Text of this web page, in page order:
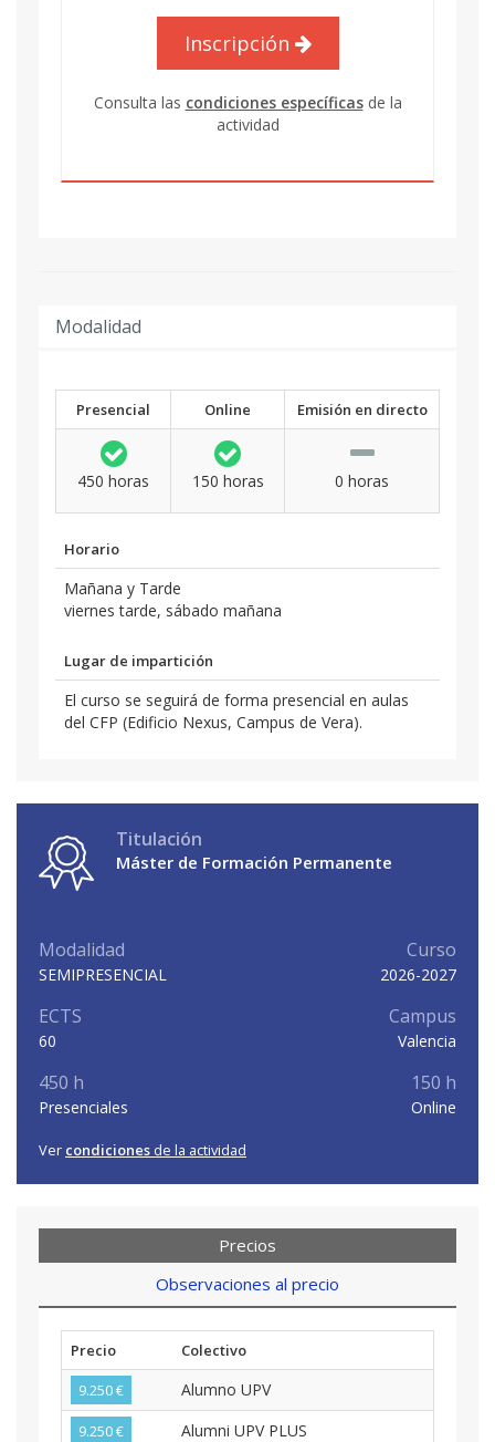
Inscripción
Consulta las condiciones específicasde la
actividad
Modalidad
Presencial Online Emisión en directo
450 horas 150 horas 0 horas
Horario
Mañana y Tarde
viernes tarde, sábado mañana
Lugar de impartición
El curso se seguirá de forma presencial en aulas
del CFP (Edificio Nexus, Campus de Vera).
Titulación
Máster de Formación Permanente
Modalidad
SEMIPRESENCIAL
Curso
2026-2027
ECTS
60
Campus
Valencia
450 h
Presenciales
150 h
Online
Ver condiciones de la actividad
Precios
Observaciones al precio
Precio
Colectivo
9.250 €
Alumno UPV
9.250 € Alumni UPV PLUS